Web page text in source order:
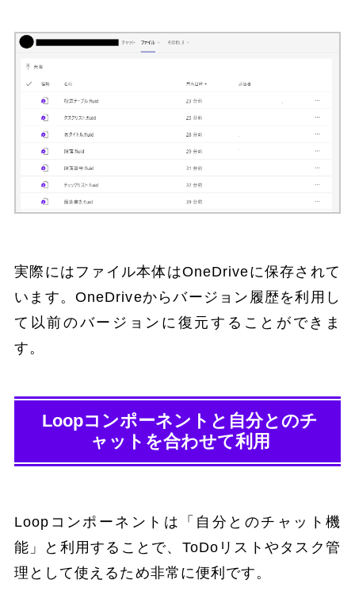
実際にはファイル本体はOneDriveに保存されて
います。OneDriveからバージョン履歴を利用し
て以前のバージョンに復元することができま
す。
Loopコンポーネントと自分とのチ
ャットを合わせて利用
Loopコンポーネントは「自分とのチャット機
能」と利用することで、ToDoリストやタスク管
理として使えるため非常に便利です。